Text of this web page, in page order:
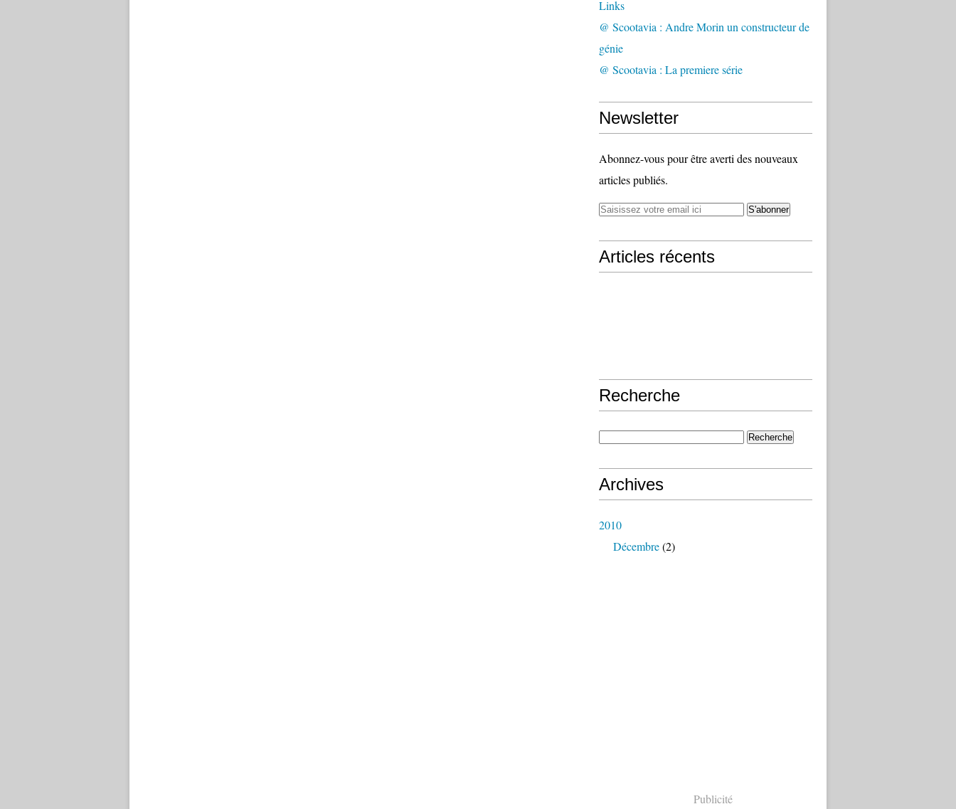
Links
@ Scootavia : Andre Morin un constructeur de
génie
@ Scootavia : La premiere série
Newsletter
Abonnez-vous pour être averti des nouveaux
articles publiés.
Articles récents
Recherche
Archives
2010
Décembre(2)
Publicité